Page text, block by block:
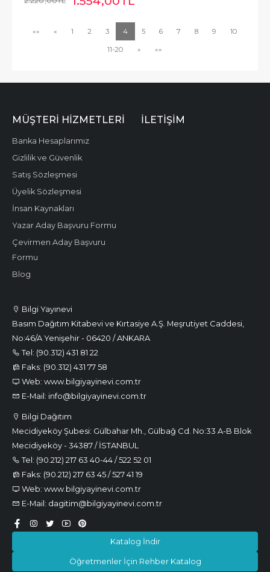
«« « 1 2 3 4 5 6 7 8 9 10
11-20 » »»
Bilgi Yayınevi
Basım Dağıtım Kitabevi ve Kırtasiye A.Ş. Meşrutiyet Caddesi,
No:46/A Yenişehir - 06420 / ANKARA
Tel: (90.312) 431 81 22
Faks: (90.312) 431 77 58
Web: www.bilgiyayinevi.com.tr
E-Mail: info@bilgiyayinevi.com.tr
Bilgi Dağıtım
Mecidiyeköy Şubesi: Gülbahar Mh., Gülbağ Cd. No:33 A-B Blok
Mecidiyeköy - 34387 / İSTANBUL
Tel: (90.212) 217 63 40-44 / 522 52 01
Faks: (90.212) 217 63 45 / 527 41 19
Web: www.bilgiyayinevi.com.tr
E-Mail: dagitim@bilgiyayinevi.com.tr
Katalog İndir
Öğretmenler İçin Rehber Katalog
MÜŞTERI HIZMETLERI
Banka Hesaplarımız
Gizlilik ve Güvenlik
Satış Sözleşmesi
Üyelik Sözleşmesi
İnsan Kaynakları
Yazar Aday Başvuru Formu
Çevirmen Aday Başvuru
Formu
Blog
İLETIŞIM